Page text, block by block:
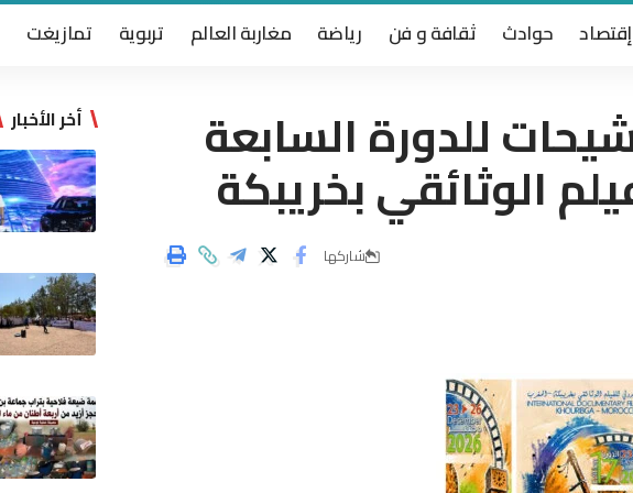
إقتصاد حوادث ثقافة و فن رياضة مغاربة العالم تربوية تمازيغت
للدورة السابعة
الوثائقي بخريبكة
شاركها
أخر الأخبار